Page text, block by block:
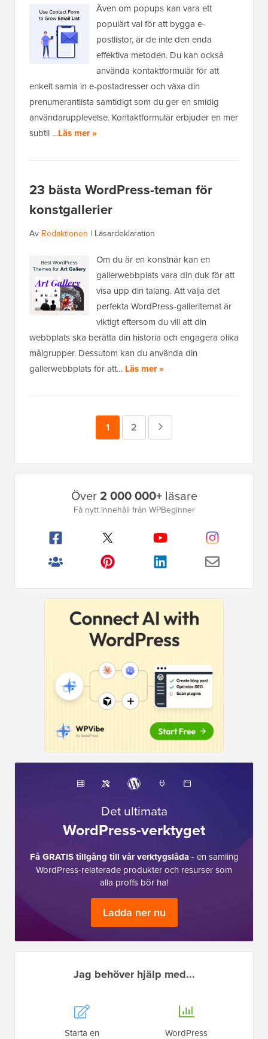
Även om popups kan vara ett
populärt val för att bygga e-
postlistor, är de inte den enda
effektiva metoden. Du kan också
använda kontaktformulär för att
enkelt samla in e-postadresser och växa din
prenumerantlista samtidigt som du ger en smidig
användarupplevelse. Kontaktformulär erbjuder en mer
subtil …Läs mer »
23 bästa WordPress-teman för
konstgallerier
Av Redaktionen | Läsardeklaration
Om du är en konstnär kan en
gallerwebbplats vara din duk för att
visa upp din talang. Att välja det
perfekta WordPress-galleritemat är
viktigt eftersom du vill att din
webbplats ska berätta din historia och engagera olika
målgrupper. Dessutom kan du använda din
gallerwebbplats för att… Läs mer »
Sida
1 Sida
2
Över2 000 000+läsare
Få nytt innehåll från WPBeginner
Det ultimata
WordPress-verktyget
Få GRATIS tillgång till vår verktygslåda- en samling
WordPress-relaterade produkter och resurser som
alla proffs bör ha!
Ladda ner nu
Jag behöver hjälp med...
Starta en
WordPress